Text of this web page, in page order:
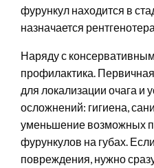
фурункул находится в
назначается
Наряду с
профилактика.
для локализации очага и
осложнений: гигиена,
уменьшение возможных
фурункулов на губах.
повреждения, нужно